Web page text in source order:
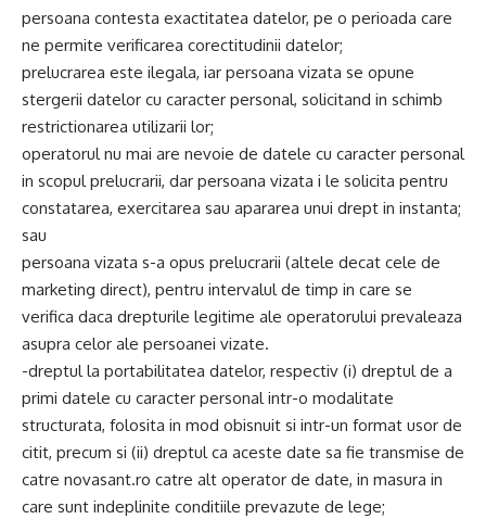
persoana contesta exactitatea datelor, pe o perioada care
ne permite verificarea corectitudinii datelor;
prelucrarea este ilegala, iar persoana vizata se opune
stergerii datelor cu caracter personal, solicitand in schimb
restrictionarea utilizarii lor;
operatorul nu mai are nevoie de datele cu caracter personal
in scopul prelucrarii, dar persoana vizata i le solicita pentru
constatarea, exercitarea sau apararea unui drept in instanta;
sau
persoana vizata s-a opus prelucrarii (altele decat cele de
marketing direct), pentru intervalul de timp in care se
verifica daca drepturile legitime ale operatorului prevaleaza
asupra celor ale persoanei vizate.
-dreptul la portabilitatea datelor, respectiv (i) dreptul de a
primi datele cu caracter personal intr-o modalitate
structurata, folosita in mod obisnuit si intr-un format usor de
citit, precum si (ii) dreptul ca aceste date sa fie transmise de
catre novasant.ro catre alt operator de date, in masura in
care sunt indeplinite conditiile prevazute de lege;